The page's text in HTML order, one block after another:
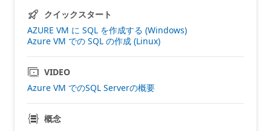
クイックスタート
AZURE VM に SQL を作成する (Windows)
Azure VM での SQL の作成 (Linux)
VIDEO
Azure VM でのSQL Serverの概要
概念